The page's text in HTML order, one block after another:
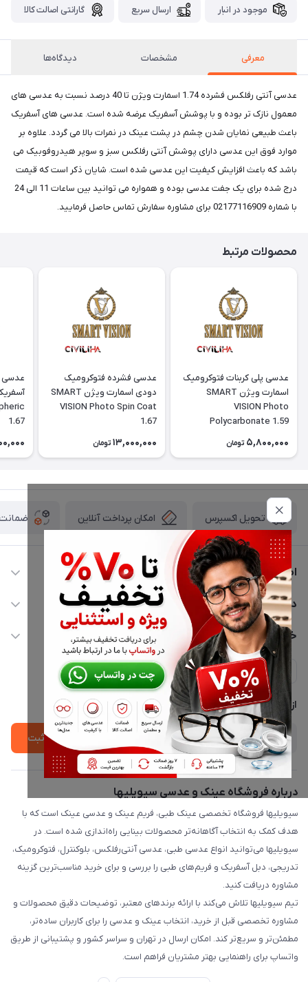
موجود در انبار ارسال سریع گارانتی اصالت کالا
معرفی مشخصات دیدگاه‌ها
عدسی آنتی رفلکس فشرده 1.74 اسمارت ویژن تا 40 درصد نسبت به عدسی های
معمول نازک تر بوده و با پوشش آسفریک عرضه شده است. عدسی های آسفریک
باعث طبیعی نمایان شدن چشم در پشت عینک در نمرات بالا می گردد. علاوه بر
موارد فوق این عدسی دارای پوشش آنتی رفلکس سبز و سوپر هیدروفوبیک می
باشد که باعث افزایش کیفیت این عدسی شده است. شایان ذکر است که قیمت
درج شده برای یک جفت عدسی بوده و همواره می توانید بین ساعات 11 الی 24
با شماره 02177116909 برای مشاوره سفارش تماس حاصل فرمایید.
محصولات مرتبط
عدسی پلی کربنات فتوکرومیک
اسمارت ویژن SMART
VISION Photo
Polycarbonate 1.59
5,800,000 تومان
عدسی فشرده فتوکرومیک
دودی اسمارت ویژن SMART
VISION Photo Spin Coat
1.67
13,000,000 تومان
عدسی
1.67
تحویل اکسپرس امکان پرداخت آنلاین ضمانت
اطلاعات تماس
02177116909
info@civiliha.com
ارسال فوری در تهران + ارسال به سراسر کشور
دسترسی سریع
حساب کاربری
مجله فروشگاه
لیست محصولات
درباره ما
خدمات مشتریان
حریم خصوصی
پشتیبانی واتساپ 09397003162
از جدید‌ترین تخفیف‌ها با‌ خبر شوید
ثبت
درباره فروشگاه عینک و عدسی سیویلیها
سیویلیها فروشگاه تخصصی عینک طبی، فریم عینک و عدسی عینک است که با
هدف کمک به انتخاب آگاهانه‌تر محصولات بینایی راه‌اندازی شده است. در
سیویلیها می‌توانید انواع عدسی طبی، عدسی آنتی‌رفلکس، بلوکنترل، فتوکرومیک،
تدریجی، دبل آسفریک و فریم‌های طبی را بررسی و برای خرید مناسب‌ترین گزینه
مشاوره دریافت کنید.
تیم سیویلیها تلاش می‌کند با ارائه برندهای معتبر، توضیحات دقیق محصولات و
مشاوره تخصصی قبل از خرید، انتخاب عینک و عدسی را برای کاربران ساده‌تر،
مطمئن‌تر و سریع‌تر کند. امکان ارسال در تهران و سراسر کشور و پشتیبانی از طریق
واتساپ برای راهنمایی بهتر مشتریان فراهم است.